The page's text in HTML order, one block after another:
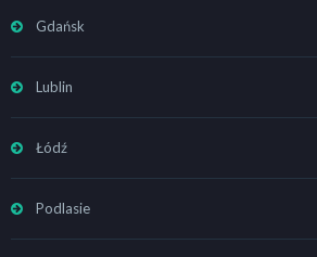
Gdańsk
Lublin
Łódź
Podlasie